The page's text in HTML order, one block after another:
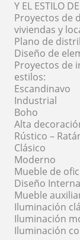
Y EL ESTILO
Proyectos de
viviendas y
Plano de
Diseño de
Proyectos de
estilos:
Escandinavo
Industrial
Boho
Alta
Rústico –
Clásico
Moderno
Mueble de
Diseño
Mueble
Iluminación
Iluminación
Iluminación